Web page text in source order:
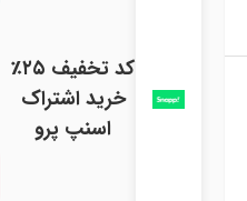
کد تخفیف ۲۵٪
خرید اشتراک
اسنپ پرو